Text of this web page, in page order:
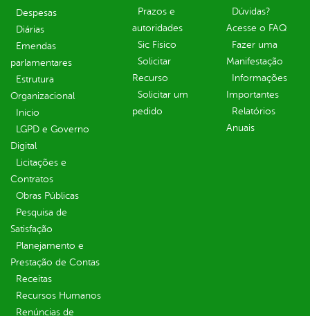
Despesas
Diárias
Emendas
parlamentares
Estrutura
Organizacional
Inicio
LGPD e Governo
Digital
Licitações e
Contratos
Obras Públicas
Pesquisa de
Satisfação
Planejamento e
Prestação de Contas
Receitas
Recursos Humanos
Renúncias de
Prazos e
autoridades
Sic Físico
Solicitar
Recurso
Solicitar um
pedido
Dúvidas?
Acesse o FAQ
Fazer uma
Manifestação
Informações
Importantes
Relatórios
Anuais